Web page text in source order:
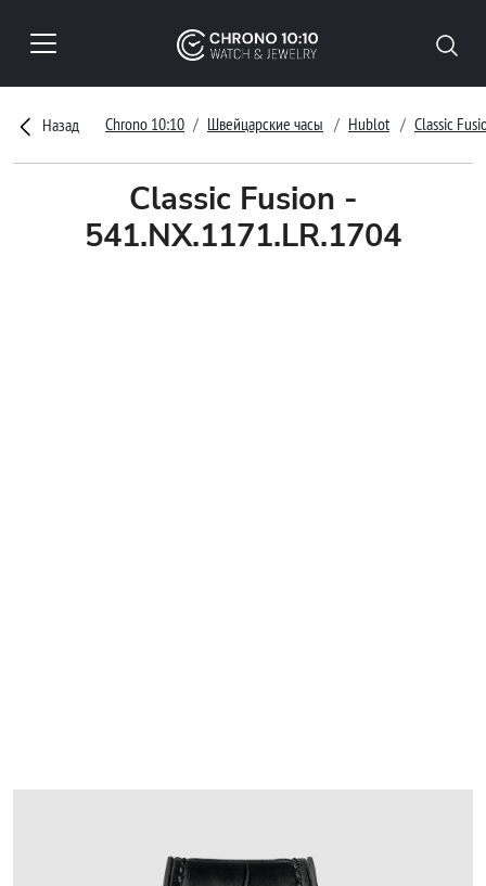
Назад Chrono 10:10 Швейцарские часы Hublot Classic
Classic Fusion -
541.NX.1171.LR.1704